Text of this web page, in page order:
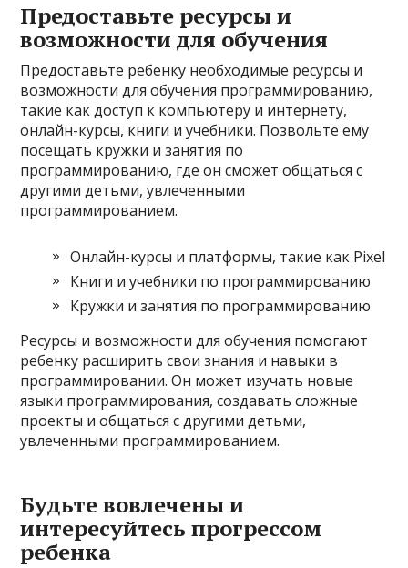
Предоставьте ресурсы и
возможности для обучения
Предоставьте ребенку необходимые ресурсы и
возможности для обучения программированию,
такие как доступ к компьютеру и интернету,
онлайн-курсы, книги и учебники. Позвольте ему
посещать кружки и занятия по
программированию, где он сможет общаться с
другими детьми, увлеченными
программированием.
Онлайн-курсы и платформы, такие как Pixel
Книги и учебники по программированию
Кружки и занятия по программированию
Ресурсы и возможности для обучения помогают
ребенку расширить свои знания и навыки в
программировании. Он может изучать новые
языки программирования, создавать сложные
проекты и общаться с другими детьми,
увлеченными программированием.
Будьте вовлечены и
интересуйтесь прогрессом
ребенка